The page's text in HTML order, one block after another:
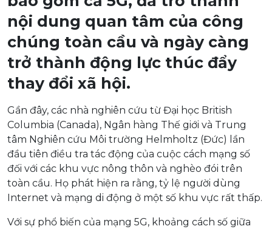
nội dung quan tâm của công
chúng toàn cầu và ngày càng
trở thành động lực thúc đẩy
thay đổi xã hội.
Gần đây, các nhà nghiên cứu từ Đại học British
Columbia (Canada), Ngân hàng Thế giới và Trung
tâm Nghiên cứu Môi trường Helmholtz (Đức) lần
đầu tiên điều tra tác động của cuộc cách mạng số
đối với các khu vực nông thôn và nghèo đói trên
toàn cầu. Họ phát hiện ra rằng, tỷ lệ người dùng
Internet và mạng di động ở một số khu vực rất thấp.
Với sự phổ biến của mạng 5G, khoảng cách số giữa